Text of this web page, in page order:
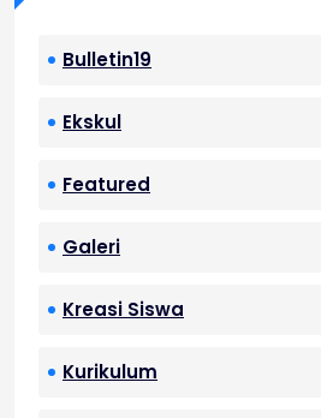
Bulletin19
Ekskul
Featured
Galeri
Kreasi Siswa
Kurikulum